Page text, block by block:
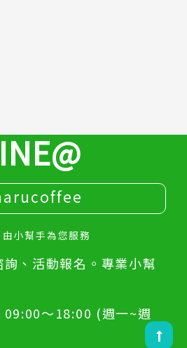
小幫手為您服務
、活動報名。專業小幫
09:00～18:00 (週一~週